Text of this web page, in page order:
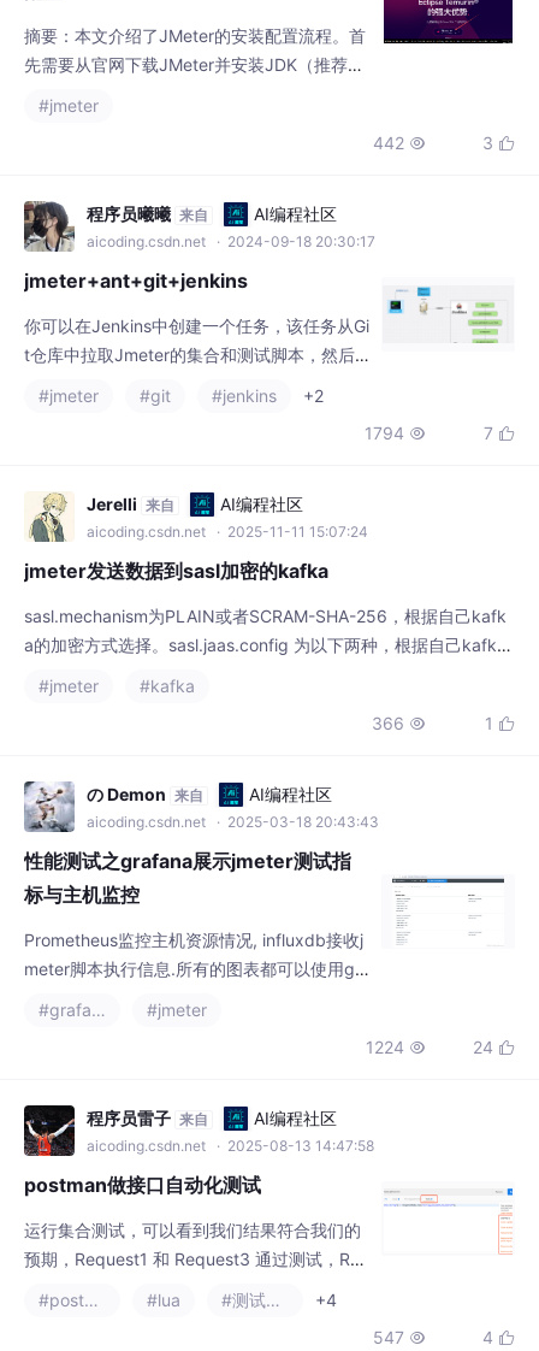
摘要：本文介绍了JMeter的安装配置流程。首
先需要从官网下载JMeter并安装JDK（推荐JD
然后将JMeter解压到英文目录，设置JMETER
法启动，需检查Java和JMeter的环境变量配
置是否正确。
#jmeter
442  3 
程序员曦曦 来自 AI编程社区
aicoding.csdn.net · 2024-09-18 20:30:17
jmeter+ant+git+jenkins
你可以在Jenkins中创建一个任务，该任务从Gi
t仓库中拉取Jmeter的集合和测试脚本，然后
ns的构建报告中。Ant构建文件，也叫build.x
用JMeter、Ant、Git和Jenkins进行接口自动
化测试，提高测试效率和准确性，降低人工干
#jmeter #git #jenkins
+2
1794  7 
Jerelli 来自 AI编程社区
aicoding.csdn.net · 2025-11-11 15:07:24
jmeter发送数据到sasl加密的kafka
sasl.mechanism为PLAIN或者SCRAM-SHA-256，根据自己kafk
a的加密方式选择。sasl.jaas.config 为以下两种，根据自己kafka
anager中搜索kafka，然后将对应的kafka插件安装。security.pro
tocol为SASL_PLAINTEXT。kafka brokers中填写自
#jmeter
#kafka
366  1 
の Demon 来自 AI编程社区
aicoding.csdn.net · 2025-03-18 20:43:43
性能测试之grafana展示jmeter测试指
标与主机监控
Prometheus监控主机资源情况, influxdb接收j
meter脚本执行信息.所有的图表都可以使用gr
#jmeter
1224  24 
程序员雷子 来自 AI编程社区
aicoding.csdn.net · 2025-08-13 14:47:58
postman做接口自动化测试
运行集合测试，可以看到我们结果符合我们的
预期，Request1 和 Request3 通过测试，Re
e…
#lua
+4
547  4 